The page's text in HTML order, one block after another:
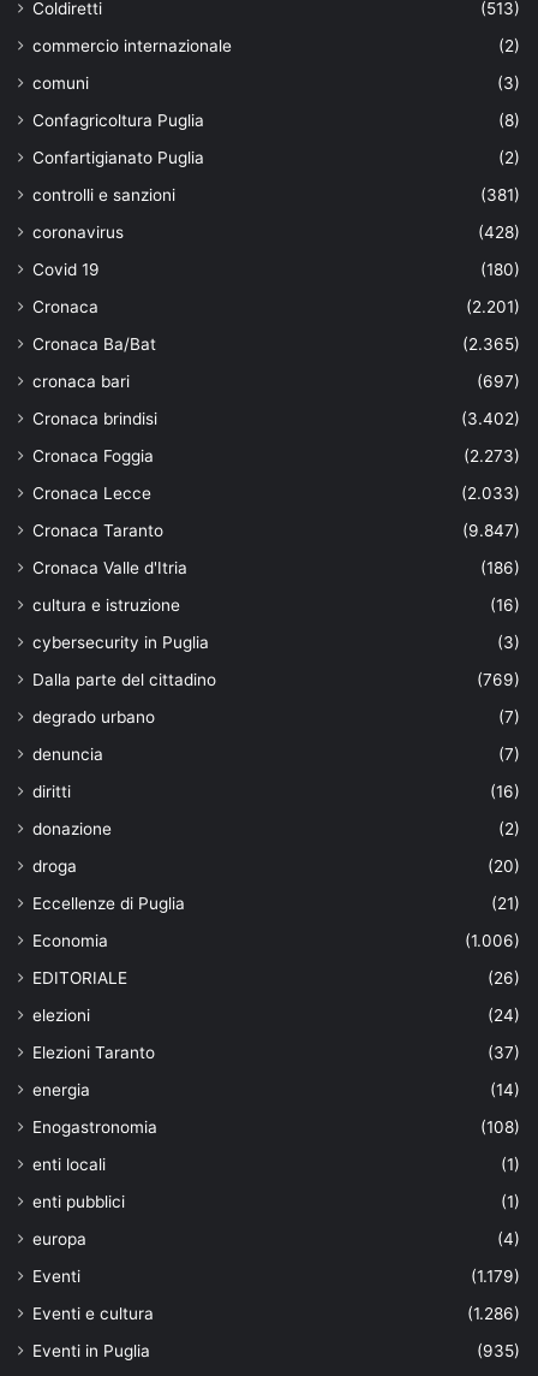
Coldiretti
(513)
commercio internazionale
(2)
comuni
(3)
Confagricoltura Puglia
(8)
Confartigianato Puglia
(2)
controlli e sanzioni
(381)
coronavirus
(428)
Covid 19
(180)
Cronaca
(2.201)
Cronaca Ba/Bat
(2.365)
cronaca bari
(697)
Cronaca brindisi
(3.402)
Cronaca Foggia
(2.273)
Cronaca Lecce
(2.033)
Cronaca Taranto
(9.847)
Cronaca Valle d'Itria
(186)
cultura e istruzione
(16)
cybersecurity in Puglia
(3)
Dalla parte del cittadino
(769)
degrado urbano
(7)
denuncia
(7)
diritti
(16)
donazione
(2)
droga
(20)
Eccellenze di Puglia
(21)
Economia
(1.006)
EDITORIALE
(26)
elezioni
(24)
Elezioni Taranto
(37)
energia
(14)
Enogastronomia
(108)
enti locali
(1)
enti pubblici
(1)
europa
(4)
Eventi
(1.179)
Eventi e cultura
(1.286)
Eventi in Puglia
(935)